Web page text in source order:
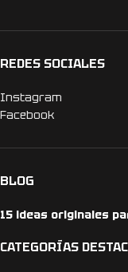
REDES SOCIALES
Instagram
Facebook
BLOG
15 ideas originales
CATEGORÍAS